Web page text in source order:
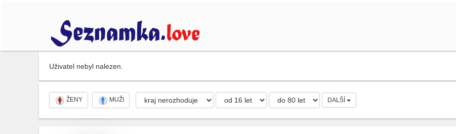
Uživatel nebyl nalezen.
ŽENY MUŽI DALŠÍ